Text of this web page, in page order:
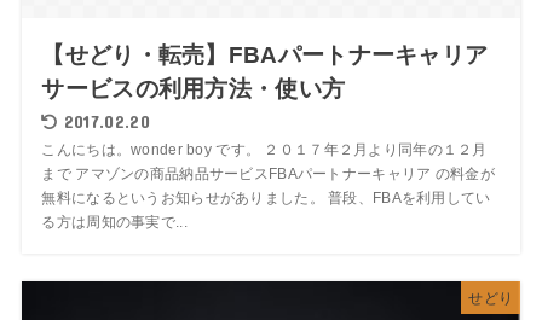
【せどり・転売】FBAパートナーキャリア
サービスの利用方法・使い方
2017.02.20
こんにちは。wonder boy です。 ２０１７年２月より同年の１２月
まで アマゾンの商品納品サービスFBAパートナーキャリア の料金が
無料になるというお知らせがありました。 普段、FBAを利用してい
る方は周知の事実で...
せどり